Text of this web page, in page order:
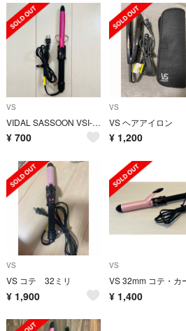
VS
VIDAL SASSOON VSI-1904/PJ カールアイロン19mm
¥ 700
VS
VS ヘアアイロン
¥ 1,200
VS
VS コテ 32ミリ
¥ 1,900
VS
¥ 1,400